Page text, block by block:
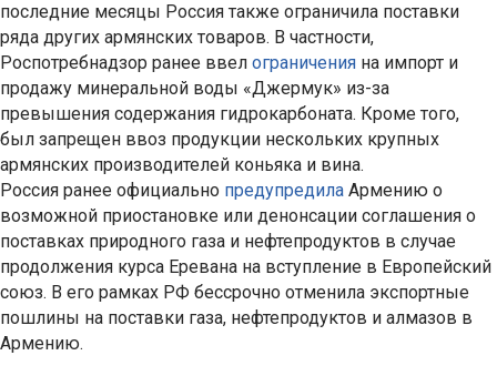
последние месяцы Россия также ограничила поставки
ряда других армянских товаров. В частности,
Роспотребнадзор ранее ввел ограничения на импорт и
продажу минеральной воды «Джермук» из-за
превышения содержания гидрокарбоната. Кроме того,
был запрещен ввоз продукции нескольких крупных
армянских производителей коньяка и вина.
Россия ранее официально предупредила Армению о
возможной приостановке или денонсации соглашения о
поставках природного газа и нефтепродуктов в случае
продолжения курса Еревана на вступление в Европейский
союз. В его рамках РФ бессрочно отменила экспортные
пошлины на поставки газа, нефтепродуктов и алмазов в
Армению.